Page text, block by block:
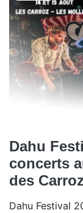
Dahu
concerts
des
Dahu Festival